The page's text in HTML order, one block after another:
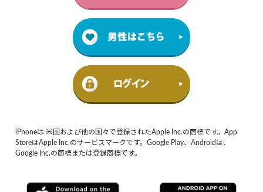
iPhoneは 米国および他の国々で登録されたApple Inc.の商標です。App
StoreはApple Inc.のサービスマークです。Google Play、Androidは、
Google Inc.の商標または登録商標です。